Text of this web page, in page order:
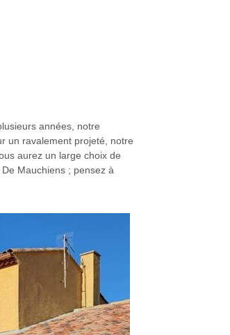
années, notre
un ravalement projeté, notre
aurez un large choix de
Mauchiens ; pensez à